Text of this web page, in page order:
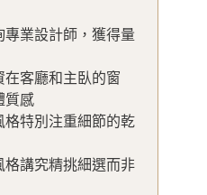
業設計師，獲得量
客廳和主臥的窗
質感
格特別注重細節的乾
格講究精挑細選而非